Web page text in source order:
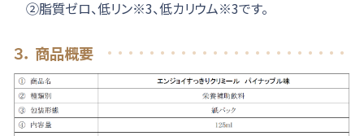
②脂質ゼロ、低リン※3、低カリウム※3です。
３． 商品概要